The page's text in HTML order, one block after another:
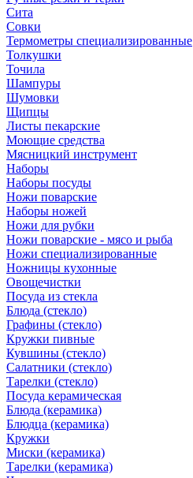
Сита
Совки
Термометры специализированные
Толкушки
Точила
Шампуры
Шумовки
Щипцы
Листы пекарские
Моющие средства
Мясницкий инструмент
Наборы
Наборы посуды
Ножи поварские
Наборы ножей
Ножи для рубки
Ножи поварские - мясо и рыба
Ножи специализированные
Ножницы кухонные
Овощечистки
Посуда из стекла
Блюда (стекло)
Графины (стекло)
Кружки пивные
Кувшины (стекло)
Салатники (стекло)
Тарелки (стекло)
Посуда керамическая
Блюда (керамика)
Блюдца (керамика)
Кружки
Миски (керамика)
Тарелки (керамика)